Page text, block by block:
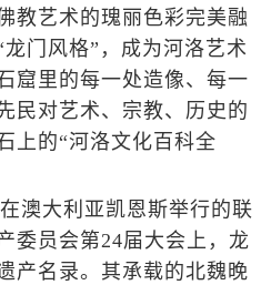
教艺术的瑰丽色彩完美融
门风格”，成为河洛艺术
窟里的每一处造像、每一
民对艺术、宗教、历史的
上的“河洛文化百科全
大利亚凯恩斯举行的联
委员会第24届大会上，龙
产名录。其承载的北魏晚